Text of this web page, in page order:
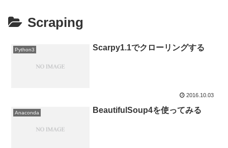
Scraping
Python3 Scarpy1.1でクローリングする
2016.10.03
Anaconda BeautifulSoup4を使ってみる